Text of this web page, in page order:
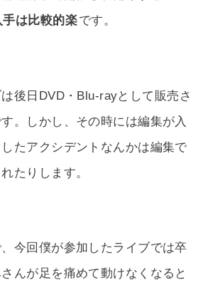
は比較的楽です。
後日DVD・Blu-rayとして販売さ
。しかし、その時には編集が入
たアクシデントなんかは編集で
たりします。
今回僕が参加したライブでは卒
んが足を痛めて動けなくなると